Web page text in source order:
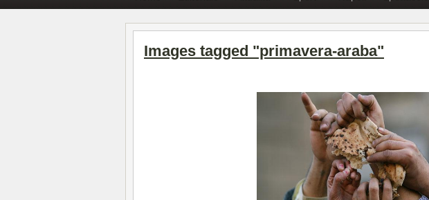
Images tagged "primavera-araba"